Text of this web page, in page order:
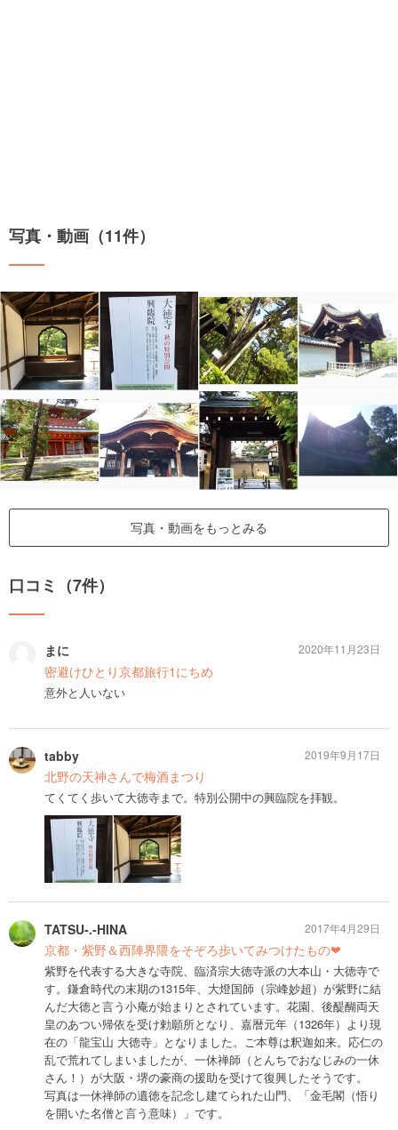
写真・動画（11件）
写真・動画をもっとみる
口コミ（7件）
まに
密避けひとり京都旅行1にちめ
意外と人いない
2020年11月23日
tabby
北野の天神さんで梅酒まつり
てくてく歩いて大徳寺まで。特別公開中の興臨院を拝観。
2019年9月17日
TATSU-.-HINA
京都・紫野＆西陣界隈をそぞろ歩いてみつけたもの❤
紫野を代表する大きな寺院、臨済宗大徳寺派の大本山・大徳寺で
す。鎌倉時代の末期の1315年、大燈国師（宗峰妙超）が紫野に結
んだ大徳と言う小庵が始まりとされています。花園、後醍醐両天
皇のあつい帰依を受け勅願所となり、嘉暦元年（1326年）より現
在の「龍宝山 大徳寺」となりました。ご本尊は釈迦如来。応仁の
乱で荒れてしまいましたが、一休禅師（とんちでおなじみの一休
さん！）が大阪・堺の豪商の援助を受けて復興したそうです。
写真は一休禅師の遺徳を記念し建てられた山門、「金毛閣（悟り
を開いた名僧と言う意味）」です。
2017年4月29日